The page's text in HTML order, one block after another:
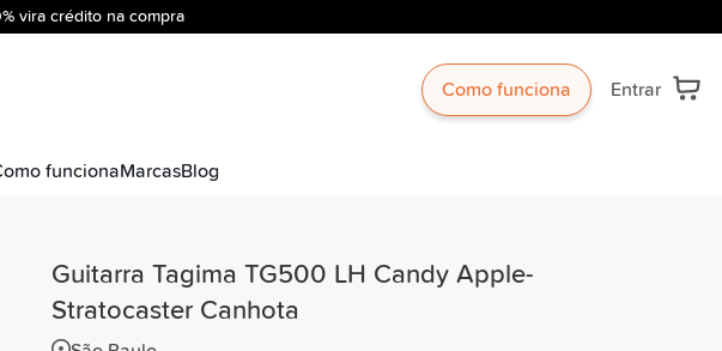
vira crédito na compra
Como funciona Entrar
funcionaMarcasBlog
Guitarra Tagima TG500 LH Candy Apple-
Stratocaster Canhota